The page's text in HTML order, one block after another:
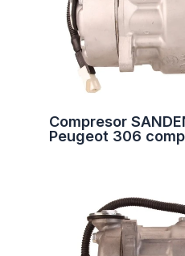
Compresor
Peugeot 306